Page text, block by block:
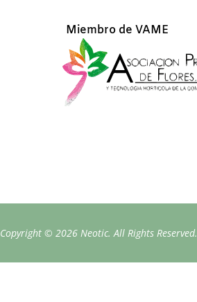
Miembro de VAME
Copyright © 2026 Neotic. All Rights Reserved.